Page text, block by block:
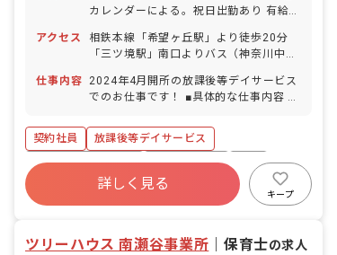
カレンダーによる。祝日出勤あり 有給休
以上の連休は要相談） 夏季休暇
（8/13〜16） 冬季休暇 年末年始休暇
（12/29〜1/3） 介護休暇 産前産後・育
児休暇 ※年間休日116日（有休は別途付
満のお子様がいらっしゃる方の働き方は
相談に応じます！ お子様の体調不調や行
アクセス
相鉄本線「希望ヶ丘駅」より徒歩20分
「三ツ境駅」南口よりバス（神奈川中央
バス停から徒歩3分 ■バイク・自転車通
勤可、マイカー通勤可（無料駐車場・無
仕事内容 2024年4月開所の放課後等デイサービス
でのお仕事です！ ■具体的な仕事内容 障
やつ・お散歩・宿題などに取り組みま
す。 放課後の時間をのびのびと過ごすこ
とができるように支援します。 ライフス
タイルが身に付くよう、一人ひとりに寄
り添った対応をお願いします（送迎業務
の持ち場で質の高い指導を目指します。
契約社員
放課後等デイサービス
ボーナス・賞与あり
社会保険完備
有給
福利厚生充実
残業少なめ
昇給昇進あり
詳しく見る
キープ
ツリーハウス 南瀬谷事業所 保育士の求人